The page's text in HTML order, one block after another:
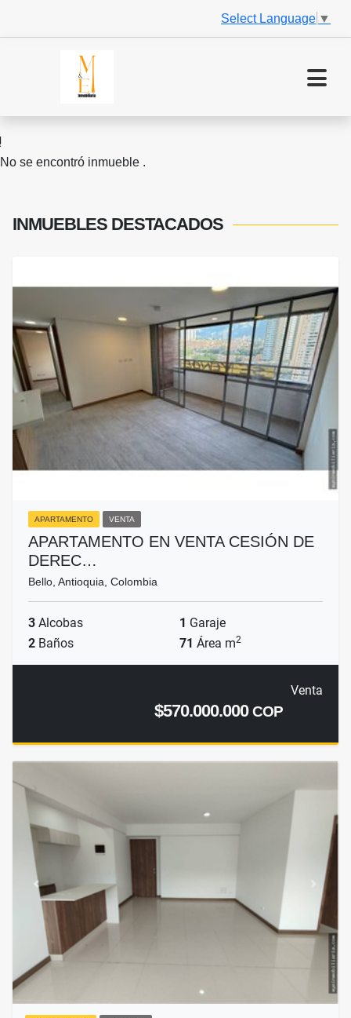
Select Language ▼
No se encontró inmueble .
INMUEBLES DESTACADOS
APARTAMENTO VENTA
APARTAMENTO EN VENTA CESIÓN DE
DEREC…
Bello, Antioquia, Colombia
3 Alcobas 1 Garaje
2 Baños 71 Área m2
Venta
$570.000.000COP